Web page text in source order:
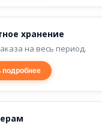
хранение
на весь период.
подробнее